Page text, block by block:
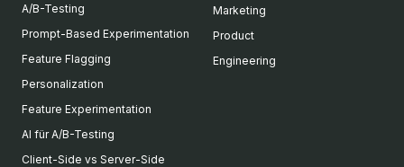
A/B-Testing
Prompt-Based Experimentation
Feature Flagging
Personalization
Feature Experimentation
AI für A/B-Testing
Client-Side vs Server-Side
Marketing
Product
Engineering